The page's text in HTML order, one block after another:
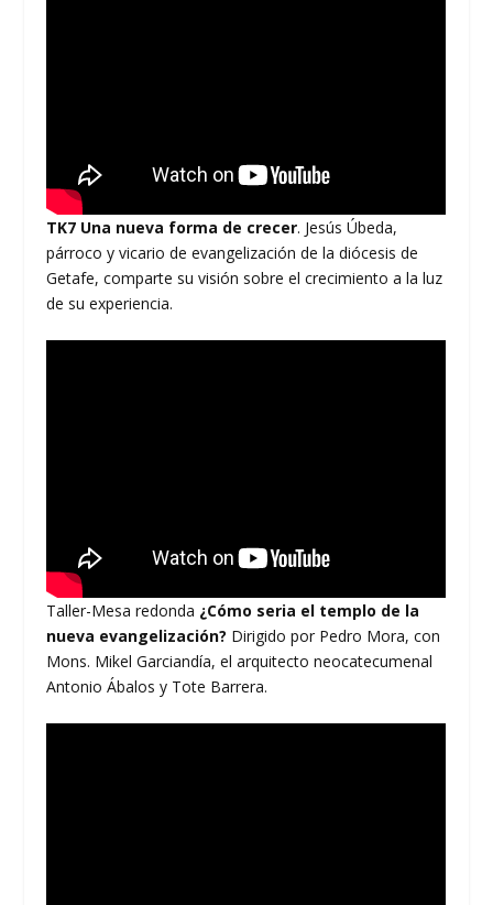
TK7 Una nueva forma de crecer. Jesús Úbeda,
párroco y vicario de evangelización de la diócesis de
Getafe, comparte su visión sobre el crecimiento a la luz
de su experiencia.
Taller-Mesa redonda ¿Cómo seria el templo de la
nueva evangelización? Dirigido por Pedro Mora, con
Mons. Mikel Garciandía, el arquitecto neocatecumenal
Antonio Ábalos y Tote Barrera.